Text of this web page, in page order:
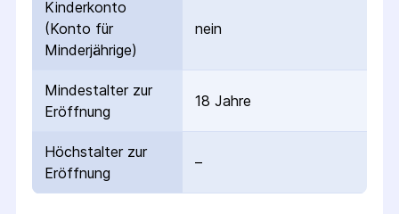
Kinderkonto
(Konto für
Minderjährige)
nein
Mindestalter zur
Eröffnung
18 Jahre
Höchstalter zur
Eröffnung
–